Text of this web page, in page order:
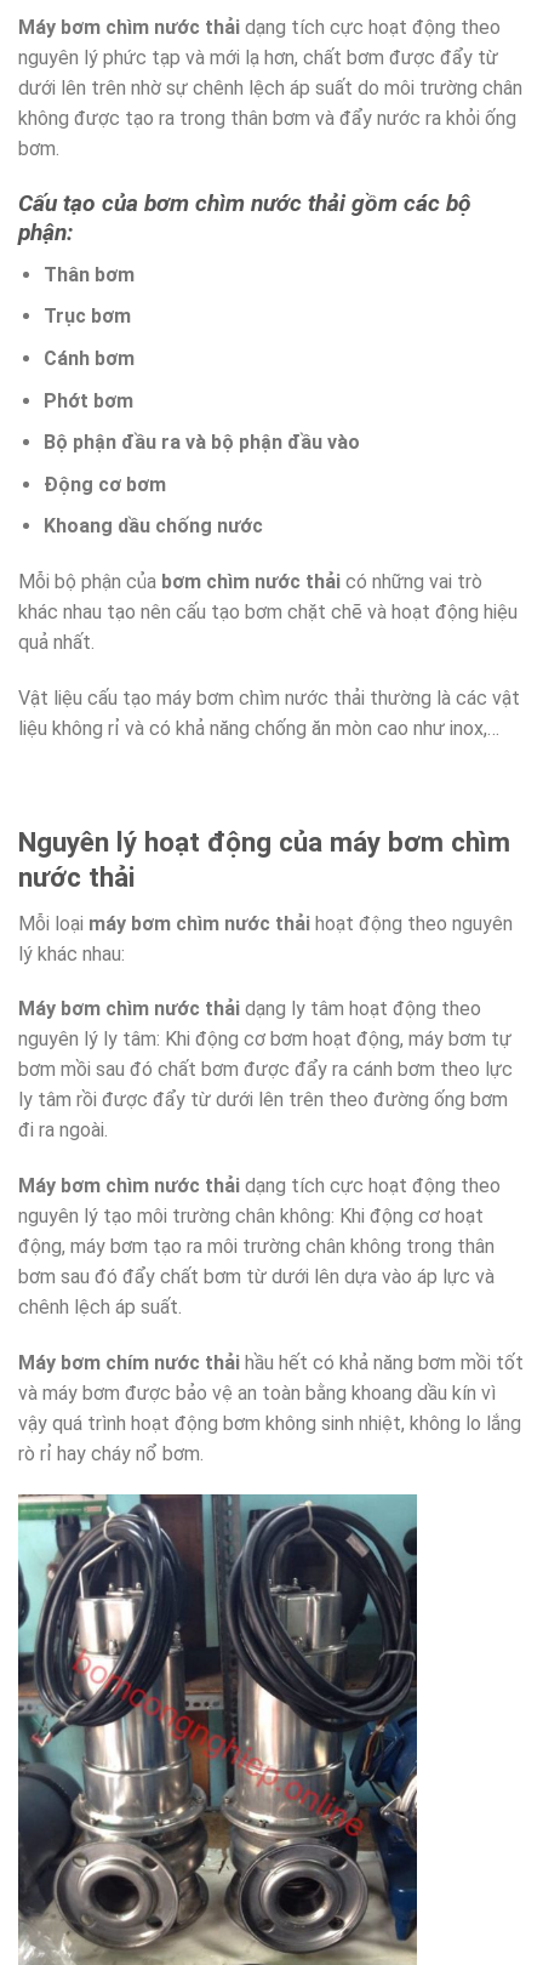
Máy bơm chìm nước thải dạng tích cực hoạt động theo
nguyên lý phức tạp và mới lạ hơn, chất bơm được đẩy từ
dưới lên trên nhờ sự chênh lệch áp suất do môi trường chân
không được tạo ra trong thân bơm và đẩy nước ra khỏi ống
bơm.
Cấu tạo của bơm chìm nước thải gồm các bộ
phận:
Thân bơm
Trục bơm
Cánh bơm
Phớt bơm
Bộ phận đầu ra và bộ phận đầu vào
Động cơ bơm
Khoang dầu chống nước
Mỗi bộ phận của bơm chìm nước thải có những vai trò
khác nhau tạo nên cấu tạo bơm chặt chẽ và hoạt động hiệu
quả nhất.
Vật liệu cấu tạo máy bơm chìm nước thải thường là các vật
liệu không rỉ và có khả năng chống ăn mòn cao như inox,…
Nguyên lý hoạt động của máy bơm chìm
nước thải
Mỗi loại máy bơm chìm nước thải hoạt động theo nguyên
lý khác nhau:
Máy bơm chìm nước thải dạng ly tâm hoạt động theo
nguyên lý ly tâm: Khi động cơ bơm hoạt động, máy bơm tự
bơm mồi sau đó chất bơm được đẩy ra cánh bơm theo lực
ly tâm rồi được đẩy từ dưới lên trên theo đường ống bơm
đi ra ngoài.
Máy bơm chìm nước thải dạng tích cực hoạt động theo
nguyên lý tạo môi trường chân không: Khi động cơ hoạt
động, máy bơm tạo ra môi trường chân không trong thân
bơm sau đó đẩy chất bơm từ dưới lên dựa vào áp lực và
chênh lệch áp suất.
Máy bơm chím nước thải hầu hết có khả năng bơm mồi tốt
và máy bơm được bảo vệ an toàn bằng khoang dầu kín vì
vậy quá trình hoạt động bơm không sinh nhiệt, không lo lắng
rò rỉ hay cháy nổ bơm.